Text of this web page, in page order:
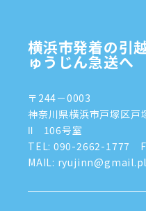
2024
横浜市発着の引
ゅうじん急送へ
〒244－0003
神奈川県横浜市戸塚区
Ⅱ 106号室
TEL: 090-2662-1777
MAIL: